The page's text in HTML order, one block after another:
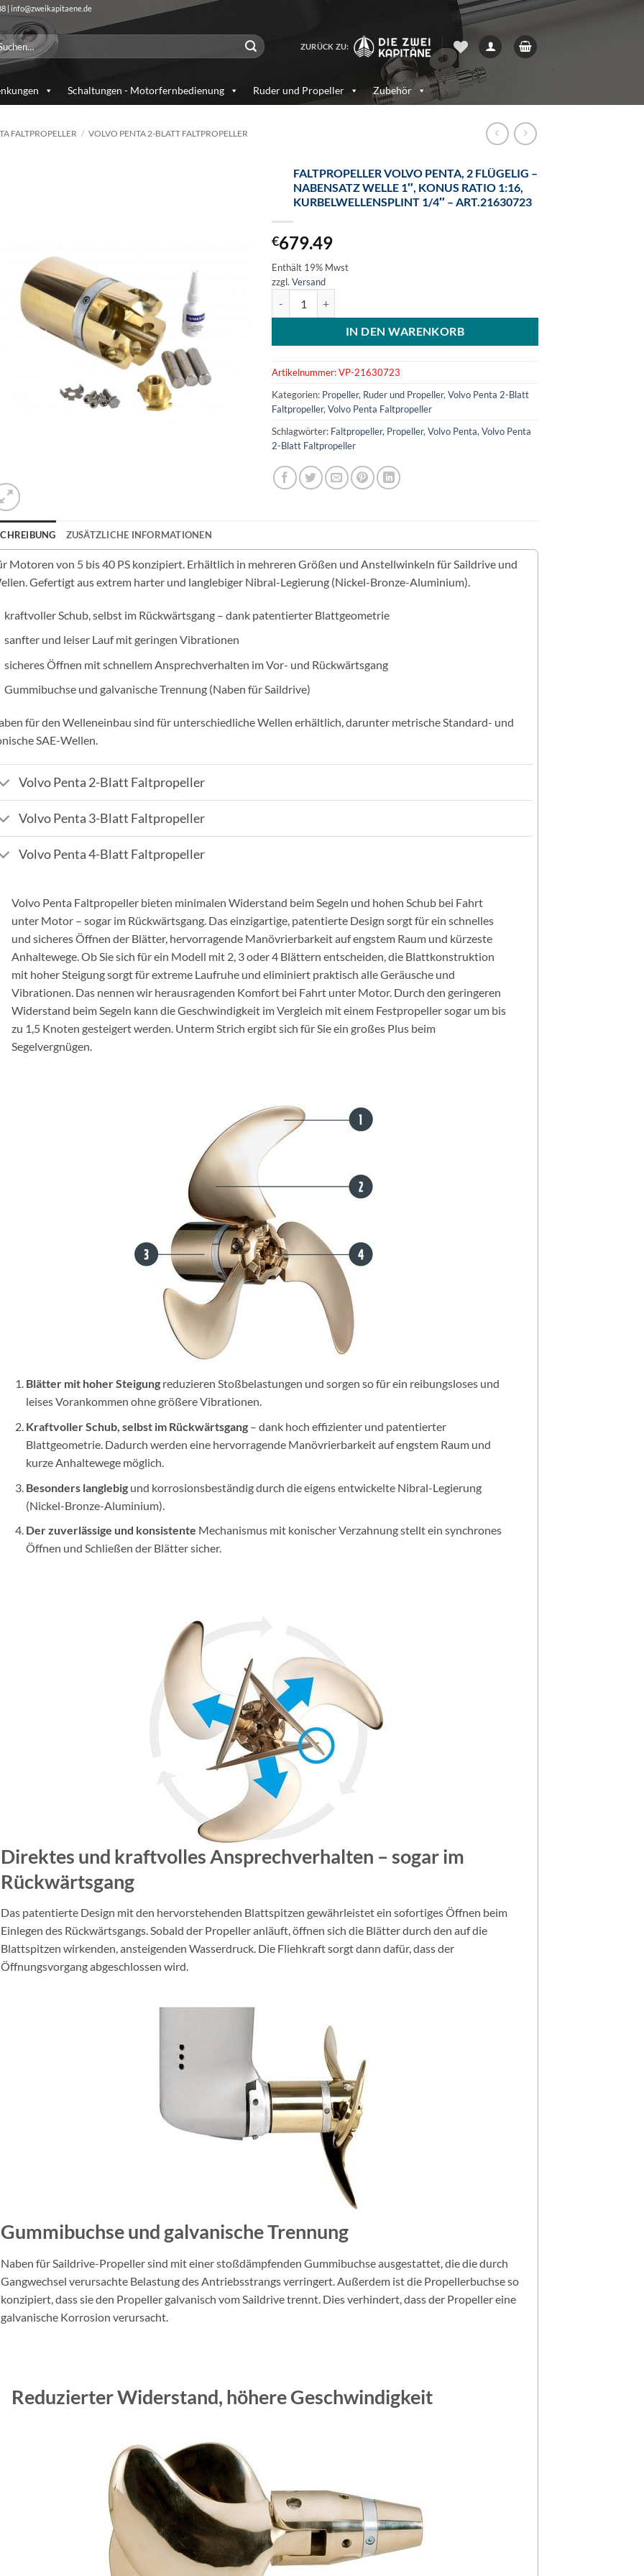
| info@zweikapitaene.de
ZURÜCK ZU:
Schaltungen - Motorfernbedienung Ruder und Propeller Zubehör
FALTPROPELLER / VOLVO PENTA 2-BLATT FALTPROPELLER
FALTPROPELLER VOLVO PENTA, 2 FLÜGELIG –
NABENSATZ WELLE 1″, KONUS RATIO 1:16,
KURBELWELLENSPLINT 1/4″ – ART.21630723
€679.49
Enthält 19% Mwst
zzgl.Versand
IN DEN WARENKORB
Artikelnummer:VP-21630723
Kategorien: Propeller, Ruder und Propeller,Volvo Penta 2-Blatt
Faltpropeller,Volvo Penta Faltpropeller
Schlagwörter: Faltpropeller, Propeller,Volvo Penta,Volvo Penta
2-Blatt Faltpropeller
ZUSÄTZLICHE INFORMATIONEN
Motoren von 5 bis 40 PS konzipiert. Erhältlich in mehreren Größen und Anstellwinkeln für Saildrive und
Gefertigt aus extrem harter und langlebiger Nibral-Legierung (Nickel-Bronze-Aluminium).
kraftvoller Schub, selbst im Rückwärtsgang – dank patentierter Blattgeometrie
sanfter und leiser Lauf mit geringen Vibrationen
sicheres Öffnen mit schnellem Ansprechverhalten im Vor- und Rückwärtsgang
Gummibuchse und galvanische Trennung (Naben für Saildrive)
für den Welleneinbau sind für unterschiedliche Wellen erhältlich, darunter metrische Standard- und
SAE-Wellen.
Volvo Penta 2-Blatt Faltpropeller
Volvo Penta 3-Blatt Faltpropeller
Volvo Penta 4-Blatt Faltpropeller
Volvo Penta Faltpropeller bieten minimalen Widerstand beim Segeln und hohen Schub bei Fahrt
unter Motor – sogar im Rückwärtsgang. Das einzigartige, patentierte Design sorgt für ein schnelles
und sicheres Öffnen der Blätter, hervorragende Manövrierbarkeit auf engstem Raum und kürzeste
Anhaltewege. Ob Sie sich für ein Modell mit 2, 3 oder 4 Blättern entscheiden, die Blattkonstruktion
mit hoher Steigung sorgt für extreme Laufruhe und eliminiert praktisch alle Geräusche und
Vibrationen. Das nennen wir herausragenden Komfort bei Fahrt unter Motor. Durch den geringeren
Widerstand beim Segeln kann die Geschwindigkeit im Vergleich mit einem Festpropeller sogar um bis
zu 1,5 Knoten gesteigert werden. Unterm Strich ergibt sich für Sie ein großes Plus beim
Segelvergnügen.
Blätter mit hoher Steigung reduzieren Stoßbelastungen und sorgen so für ein reibungsloses und
leises Vorankommen ohne größere Vibrationen.
Kraftvoller Schub, selbst im Rückwärtsgang – dank hoch effizienter und patentierter
Blattgeometrie. Dadurch werden eine hervorragende Manövrierbarkeit auf engstem Raum und
kurze Anhaltewege möglich.
Besonders langlebig und korrosionsbeständig durch die eigens entwickelte Nibral-Legierung
(Nickel-Bronze-Aluminium).
Der zuverlässige und konsistente Mechanismus mit konischer Verzahnung stellt ein synchrones
Öffnen und Schließen der Blätter sicher.
Direktes und kraftvolles Ansprechverhalten – sogar im
Rückwärtsgang
Das patentierte Design mit den hervorstehenden Blattspitzen gewährleistet ein sofortiges Öffnen beim
Einlegen des Rückwärtsgangs. Sobald der Propeller anläuft, öffnen sich die Blätter durch den auf die
Blattspitzen wirkenden, ansteigenden Wasserdruck. Die Fliehkraft sorgt dann dafür, dass der
Öffnungsvorgang abgeschlossen wird.
Gummibuchse und galvanische Trennung
Naben für Saildrive-Propeller sind mit einer stoßdämpfenden Gummibuchse ausgestattet, die die durch
Gangwechsel verursachte Belastung des Antriebsstrangs verringert. Außerdem ist die Propellerbuchse so
konzipiert, dass sie den Propeller galvanisch vom Saildrive trennt. Dies verhindert, dass der Propeller eine
galvanische Korrosion verursacht.
Reduzierter Widerstand, höhere Geschwindigkeit